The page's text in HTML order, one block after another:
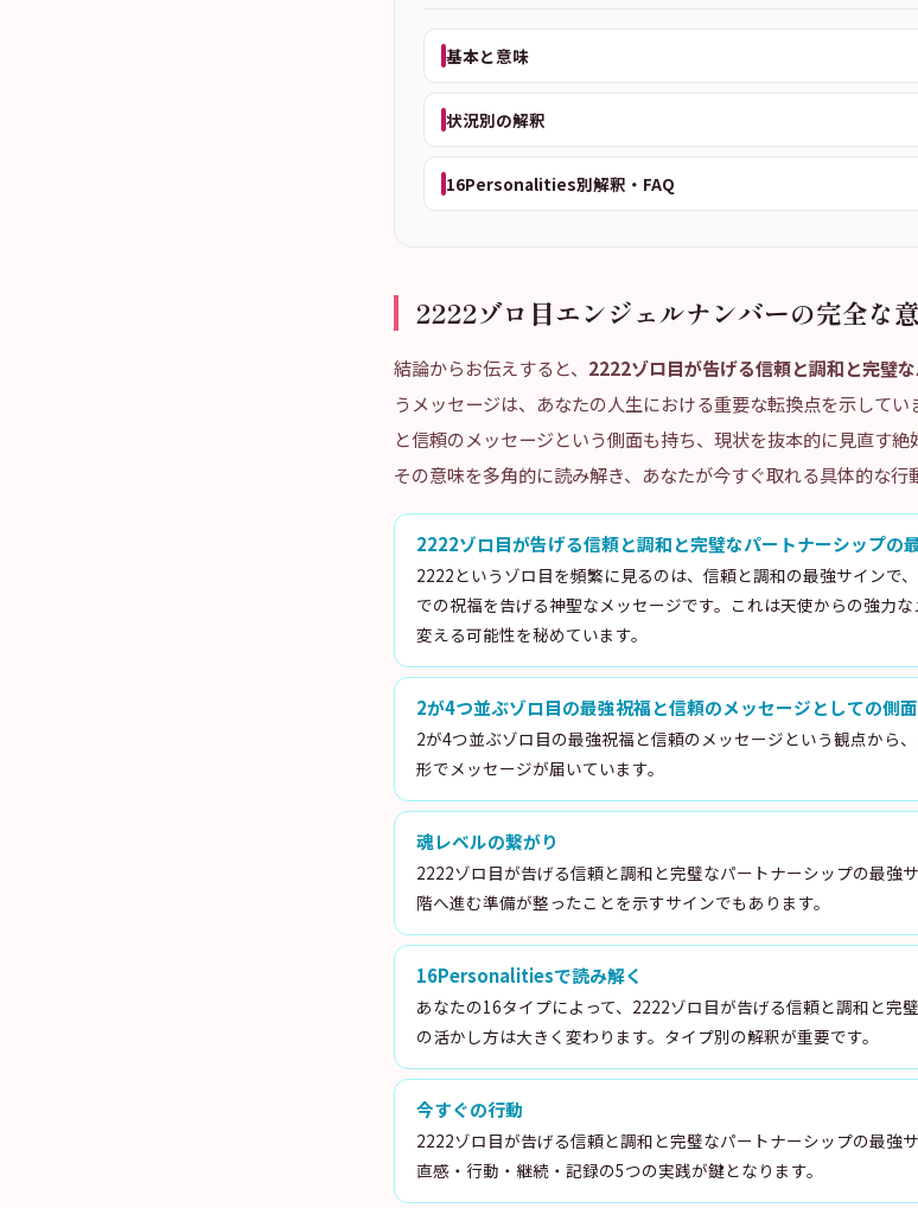
基本と意味
状況別の解釈
16Personalities別解釈・FAQ
2222ゾロ目エンジェルナンバーの完全な
結論からお伝えすると、 2222ゾロ目が告げる信頼と調和と完璧
うメッセージは、あなたの人生における重要な転換点を示して
と信頼のメッセージという側面も持ち、現状を抜本的に見直す絶
その意味を多角的に読み解き、あなたが今すぐ取れる具体的な行
2222ゾロ目が告げる信頼と調和と完璧なパートナーシップの
2222というゾロ目を頻繁に見るのは、信頼と調和の最強サインで
での祝福を告げる神聖なメッセージです。これは天使からの強力
変える可能性を秘めています。
2が4つ並ぶゾロ目の最強祝福と信頼のメッセージとしての側面
2が4つ並ぶゾロ目の最強祝福と信頼のメッセージという観点から
形でメッセージが届いています。
魂レベルの繋がり
2222ゾロ目が告げる信頼と調和と完璧なパートナーシップの最強
階へ進む準備が整ったことを示すサインでもあります。
16Personalitiesで読み解く
あなたの16タイプによって、2222ゾロ目が告げる信頼と調和と完
の活かし方は大きく変わります。タイプ別の解釈が重要です。
今すぐの行動
2222ゾロ目が告げる信頼と調和と完璧なパートナーシップの最強
直感・行動・継続・記録の5つの実践が鍵となります。